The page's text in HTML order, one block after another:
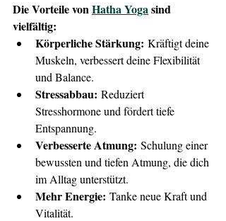
Die Vorteile von Hatha Yoga sind
vielfältig:
Körperliche Stärkung: Kräftigt deine
Muskeln, verbessert deine Flexibilität
und Balance.
Stressabbau: Reduziert
Stresshormone und fördert tiefe
Entspannung.
Verbesserte Atmung: Schulung einer
bewussten und tiefen Atmung, die dich
im Alltag unterstützt.
Mehr Energie: Tanke neue Kraft und
Vitalität.